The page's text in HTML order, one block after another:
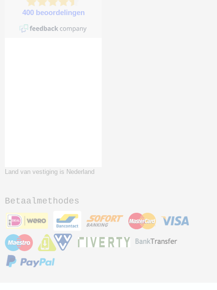
Land van vestiging is Nederland
Betaalmethodes